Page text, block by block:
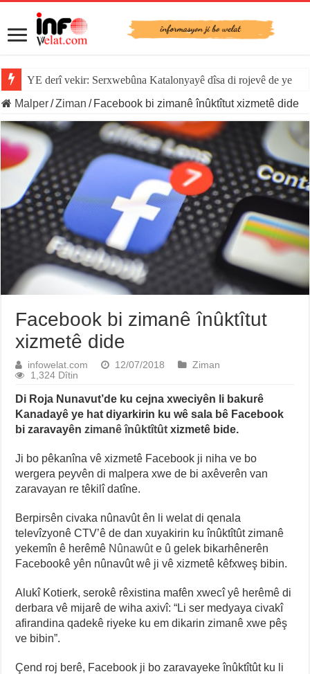
YE derî vekir: Serxwebûna Katalonyayê dîsa di rojevê de ye
Malper/Ziman / Facebook bi zimanê înûktîtut xizmetê dide
Facebook bi zimanê înûktîtut
xizmetê dide
infowelat.com 12/07/2018
Ziman
1,324 Dîtin
Di Roja Nunavut’de ku cejna xweciyên li bakurê
Kanadayê ye hat diyarkirin ku wê sala bê Facebook
bi zaravayênzimanê înûktîtût xizmetê bide.
Ji bo pêkanîna vê xizmetê Facebook ji niha ve bo
wergera peyvên di malpera xwe de bi axêverên van
zaravayan re têkilî datîne.
Berpirsên civaka nûnavût ên li welat di qenala
televîzyonê CTV’ê de dan xuyakirin ku înûktîtût zimanê
yekemîn ê herêmê Nûnawûte û gelek bikarhênerên
Facebookê yên nûnavût wê ji vê xizmetê kêfxweş bibin.
Alukî Kotierk, serokê rêxistina mafên xwecî yê herêmê di
derbara vê mijarê de wiha axivî: “Li ser medyaya civakî
afirandina qadekê riyeke ku em dikarin zimanê xwe pêş
ve bibin”.
Çend roj berê, Facebook ji bo zaravayeke înûktîtût ku li